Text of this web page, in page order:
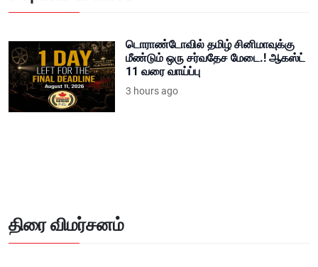
டொராண்டோவில் தமிழ் சினிமாவுக்கு
மீண்டும் ஒரு சர்வதேச மேடை.! ஆகஸ்ட்
11 வரை வாய்ப்பு
3 hours ago
திரை விமர்சனம்